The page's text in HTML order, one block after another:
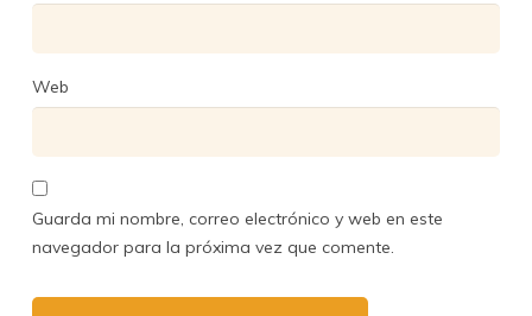
Web
Guarda mi nombre, correo electrónico y web en este
navegador para la próxima vez que comente.